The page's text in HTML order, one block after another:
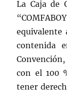
La Caja de
equivalente
contenida
con el 100
tener